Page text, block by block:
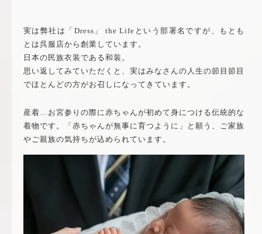
実は弊社は「Dress」 the Lifeという部署名ですが、もとも
とは呉服店から創業しています。
日本の民族衣装である和装。
思い返してみていただくと、実はみなさんの人生の節目節目
でほとんどの方がお召しになってきています。
産着…お宮参りの際に赤ちゃんが初めて身につける伝統的な
着物です。「赤ちゃんが無事に育つように」と願う、ご家族
やご親族の気持ちが込められています。